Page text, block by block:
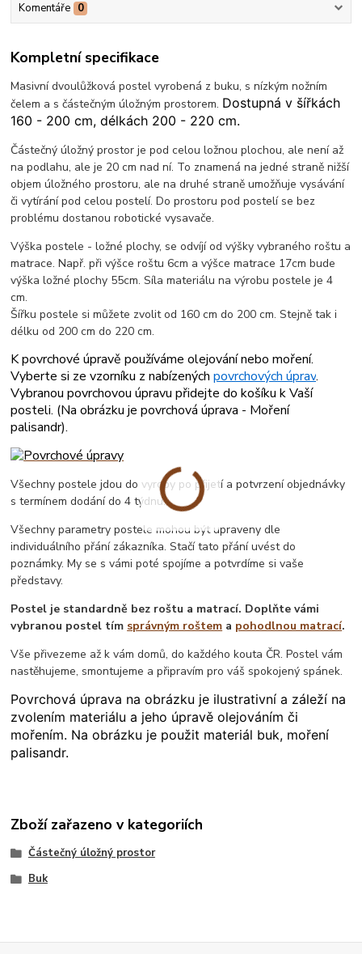
Komentáře 0
Kompletní specifikace
Masivní dvoulůžková postel vyrobená z buku, s nízkým nožním
čelem a s částečným úložným prostorem. Dostupná v šířkách
160 - 200 cm, délkách 200 - 220 cm.
Částečný úložný prostor je pod celou ložnou plochou, ale není až
na podlahu, ale je 20 cm nad ní. To znamená na jedné straně nižší
objem úložného prostoru, ale na druhé straně umožňuje vysávání
či vytírání pod celou postelí. Do prostoru pod postelí se bez
problému dostanou robotické vysavače.
Výška postele - ložné plochy, se odvíjí od výšky vybraného roštu a
matrace. Např. při výšce roštu 6cm a výšce matrace 17cm bude
výška ložné plochy 55cm. Síla materiálu na výrobu postele je 4
cm.
Šířku postele si můžete zvolit od 160 cm do 200 cm. Stejně tak i
délku od 200 cm do 220 cm.
K povrchové úpravě používáme olejování nebo moření.
Vyberte si ze vzorníku z nabízenýchpovrchových úprav.
Vybranou povrchovou úpravu přidejte do košíku k Vaší
posteli. (Na obrázku je povrchová úprava - Moření
palisandr).
Všechny postele jdou do vyroby po přijetí a potvrzení objednávky
s termínem dodání do 4 týdnu.
Všechny parametry postele mohou být upraveny dle
individuálního přání zákazníka. Stačí tato přání uvést do
poznámky. My se s vámi poté spojíme a potvrdíme si vaše
představy.
Postel je standardně bez roštu a matrací. Doplňte vámi
vybranou postel tím správným roštem a pohodlnou matrací.
Vše přivezeme až k vám domů, do každého kouta ČR. Postel vám
nastěhujeme, smontujeme a připravím pro váš spokojený spánek.
Povrchová úprava na obrázku je ilustrativní a záleží na
zvolením materiálu a jeho úpravě olejováním či
mořením. Na obrázku je použit materiál buk, moření
palisandr.
Zboží zařazeno v kategoriích
Částečný úložný prostor
Buk